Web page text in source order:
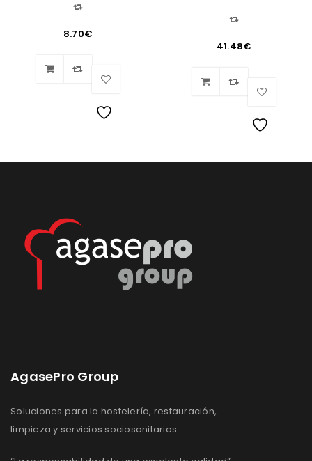
8.70€
de
41.48€
AgasePro Group
Soluciones para la hostelería, restauración,
limpieza y servicios sociosanitarios.